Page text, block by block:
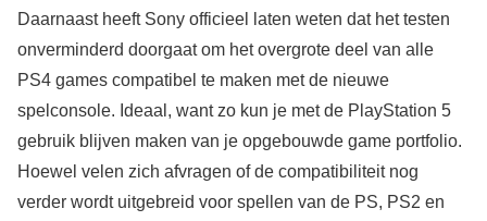
Daarnaast heeft Sony officieel laten weten dat het testen
onverminderd doorgaat om het overgrote deel van alle
PS4 games compatibel te maken met de nieuwe
spelconsole. Ideaal, want zo kun je met de PlayStation 5
gebruik blijven maken van je opgebouwde game portfolio.
Hoewel velen zich afvragen of de compatibiliteit nog
verder wordt uitgebreid voor spellen van de PS, PS2 en